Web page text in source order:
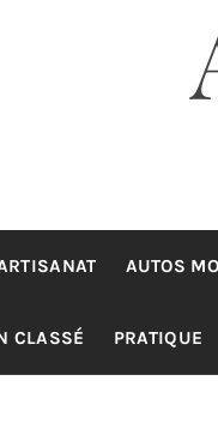
AUTOS
CLASSÉ PRATIQUE